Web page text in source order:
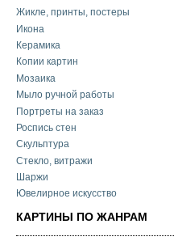
Жикле, принты, постеры
Икона
Керамика
Копии картин
Мозаика
Мыло ручной работы
Портреты на заказ
Роспись стен
Скульптура
Стекло, витражи
Шаржи
Ювелирное искусство
КАРТИНЫ ПО ЖАНРАМ